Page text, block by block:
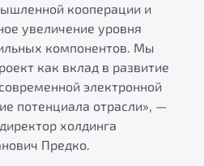
кооперации и
увеличение уровня
компонентов. Мы
как вклад в развитие
электронной
потенциала отрасли», —
холдинга
Предко.